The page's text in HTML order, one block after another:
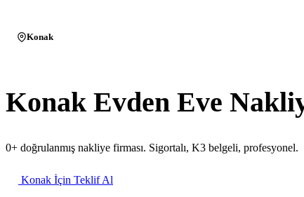
Konak
Konak Evden Eve
0+ doğrulanmış nakliye firması. Sigortalı, K3 belgeli, profesyonel.
Konak İçin Teklif Al